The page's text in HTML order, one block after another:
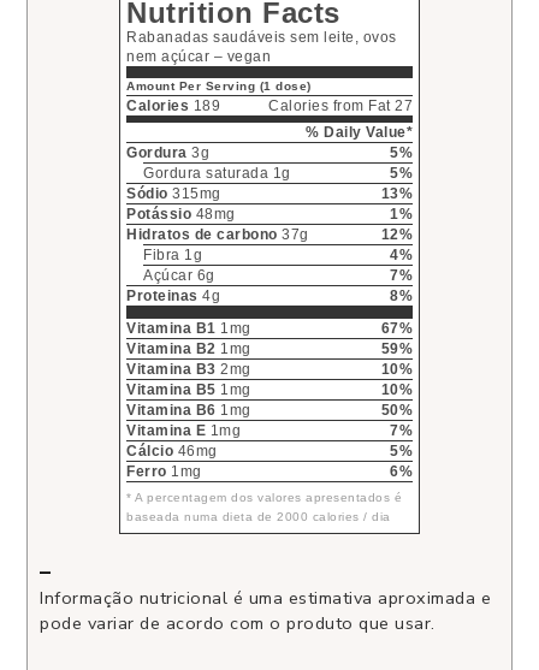
Nutrition Facts
Rabanadas saudáveis sem leite, ovos
nem açúcar – vegan
Amount Per Serving (1 dose)
Calories 189
Calories from Fat 27
% Daily Value*
Gordura 3g
5%
Gordura saturada 1g
5%
Sódio 315mg
13%
Potássio 48mg
1%
Hidratos de carbono 37g
12%
Fibra 1g
4%
Açúcar 6g
7%
Proteinas 4g
8%
Vitamina B1 1mg
67%
Vitamina B2 1mg
59%
Vitamina B3 2mg
10%
Vitamina B5 1mg
10%
Vitamina B6 1mg
50%
Vitamina E 1mg
7%
Cálcio 46mg
5%
Ferro 1mg 6%
* A percentagem dos valores apresentados é
baseada numa dieta de 2000 calories / dia
–
Informação nutricional é uma estimativa aproximada e
pode variar de acordo com o produto que usar.